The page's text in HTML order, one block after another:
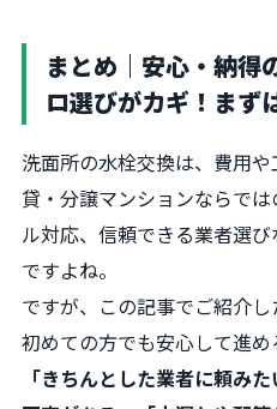
まとめ｜安心・納得
ロ選びがカギ！まず
洗面所の水栓交換は、費用
貸・分譲マンションならで
ル対応、信頼できる業者選
ですよね。
ですが、この記事でご紹介し
初めての方でも安心して進め
「きちんとした業者に頼み